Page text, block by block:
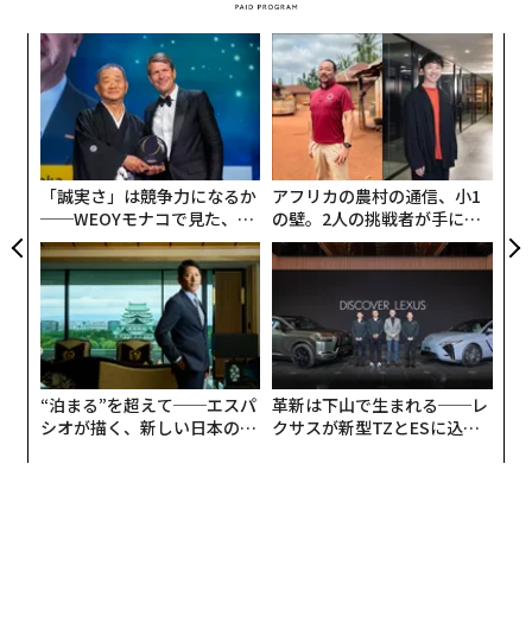
Visaの成長プロダクト・戦略パートナーシップ責任者で
あるルベイル・ビルワドカー氏は次のように述べてい
る。「銀行パートナーは（ステーブルコイン決済につい
て）質問するだけでなく、利用の準備を進めています。
彼らは『より高速でプログラマブルな決済オプション』
を既存の業務に統合したいと考えているのです」
対立から協調へ
1、2年前を振り返ると、語られていた筋書きは大きく異
なっていた。2025年10月のForbes Finance Council
寄稿で、私は銀行のステーブルコインに対する反応を
「悲嘆の7段階」に例えた。銀行業界のロビイストの多
くは、ステーブルコインが預金を吸い上げる可能性に警
戒感を示していた。ある業界団体は、潜在的な資金流出
「誠実さ」は競争力になるか
──WEOYモナコで見た、く
ら寿司の経営哲学
アフリカの農村の通信、小1
の壁。2人の挑戦者が手にし
た「次なる武器」
“泊まる”を超えて──エスパ
シオが描く、新しい日本のラ
革新は下山で生まれる──レ
クサスが新型TZとESに込め